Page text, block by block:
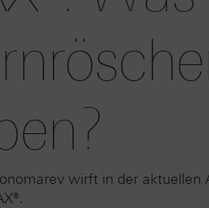
wirft in der aktuellen